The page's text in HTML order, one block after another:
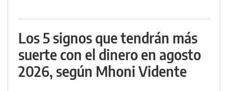
Los 5 signos que tendrán más
suerte con el dinero en agosto
2026, según Mhoni Vidente